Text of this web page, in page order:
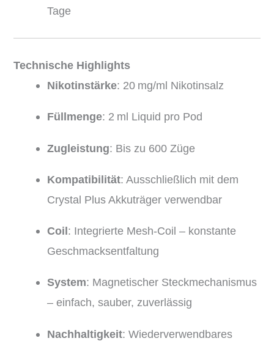
Tage
Technische Highlights
Nikotinstärke: 20 mg/ml Nikotinsalz
Füllmenge: 2 ml Liquid pro Pod
Zugleistung: Bis zu 600 Züge
Kompatibilität: Ausschließlich mit dem
Crystal Plus Akkuträger verwendbar
Coil: Integrierte Mesh-Coil – konstante
Geschmacksentfaltung
System: Magnetischer Steckmechanismus
– einfach, sauber, zuverlässig
Nachhaltigkeit: Wiederverwendbares